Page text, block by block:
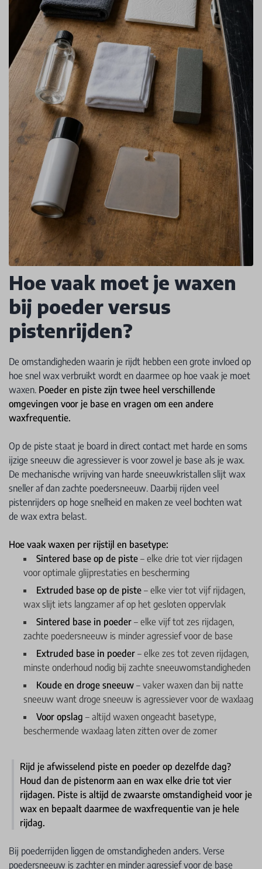
Hoe vaak moet je waxen
bij poeder versus
pistenrijden?
De omstandigheden waarin je rijdt hebben een grote invloed op
hoe snel wax verbruikt wordt en daarmee op hoe vaak je moet
waxen. Poeder en piste zijn twee heel verschillende
omgevingen voor je base en vragen om een andere
waxfrequentie.
Op de piste staat je board in direct contact met harde en soms
ijzige sneeuw die agressiever is voor zowel je base als je wax.
De mechanische wrijving van harde sneeuwkristallen slijt wax
sneller af dan zachte poedersneeuw. Daarbij rijden veel
pistenrijders op hoge snelheid en maken ze veel bochten wat
de wax extra belast.
Hoe vaak waxen per rijstijl en basetype:
Sintered base op de piste – elke drie tot vier rijdagen
voor optimale glijprestaties en bescherming
Extruded base op de piste – elke vier tot vijf rijdagen,
wax slijt iets langzamer af op het gesloten oppervlak
Sintered base in poeder – elke vijf tot zes rijdagen,
zachte poedersneeuw is minder agressief voor de base
Extruded base in poeder – elke zes tot zeven rijdagen,
minste onderhoud nodig bij zachte sneeuwomstandigheden
Koude en droge sneeuw – vaker waxen dan bij natte
sneeuw want droge sneeuw is agressiever voor de waxlaag
Voor opslag – altijd waxen ongeacht basetype,
beschermende waxlaag laten zitten over de zomer
Rijd je afwisselend piste en poeder op dezelfde dag?
Houd dan de pistenorm aan en wax elke drie tot vier
rijdagen. Piste is altijd de zwaarste omstandigheid voor je
wax en bepaalt daarmee de waxfrequentie van je hele
rijdag.
Bij poederrijden liggen de omstandigheden anders. Verse
poedersneeuw is zachter en minder agressief voor de base